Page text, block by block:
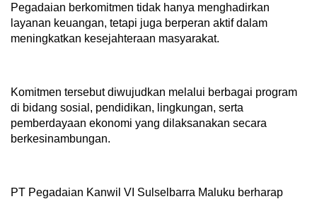
Pegadaian berkomitmen tidak hanya menghadirkan
layanan keuangan, tetapi juga berperan aktif dalam
meningkatkan kesejahteraan masyarakat.
Komitmen tersebut diwujudkan melalui berbagai program
di bidang sosial, pendidikan, lingkungan, serta
pemberdayaan ekonomi yang dilaksanakan secara
berkesinambungan.
PT Pegadaian Kanwil VI Sulselbarra Maluku berharap